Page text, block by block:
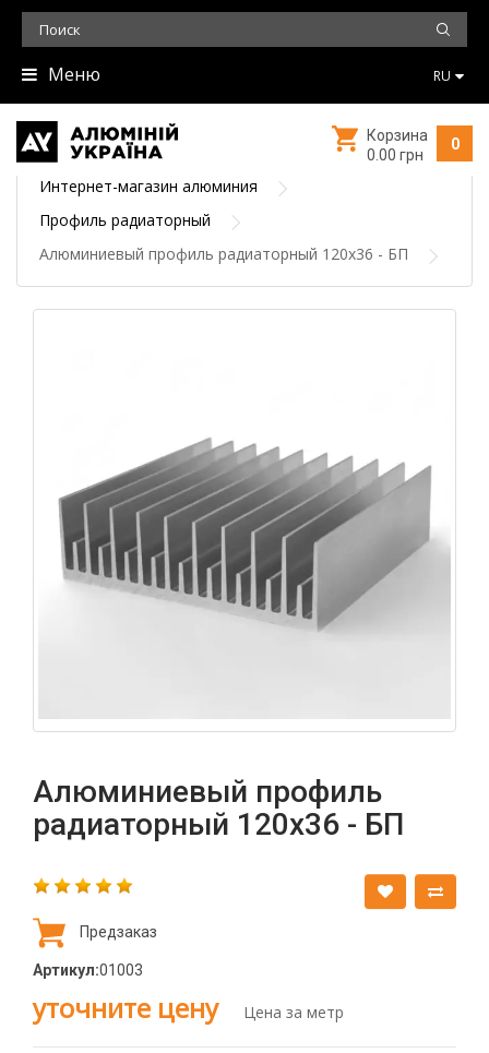
Меню RU
0
Корзина
0.00 грн
Интернет-магазин алюминия
Профиль радиаторный
Алюминиевый профиль радиаторный 120х36 - БП
Алюминиевый профиль
радиаторный 120х36 - БП
Предзаказ
Артикул:01003
уточните цену Цена за метр